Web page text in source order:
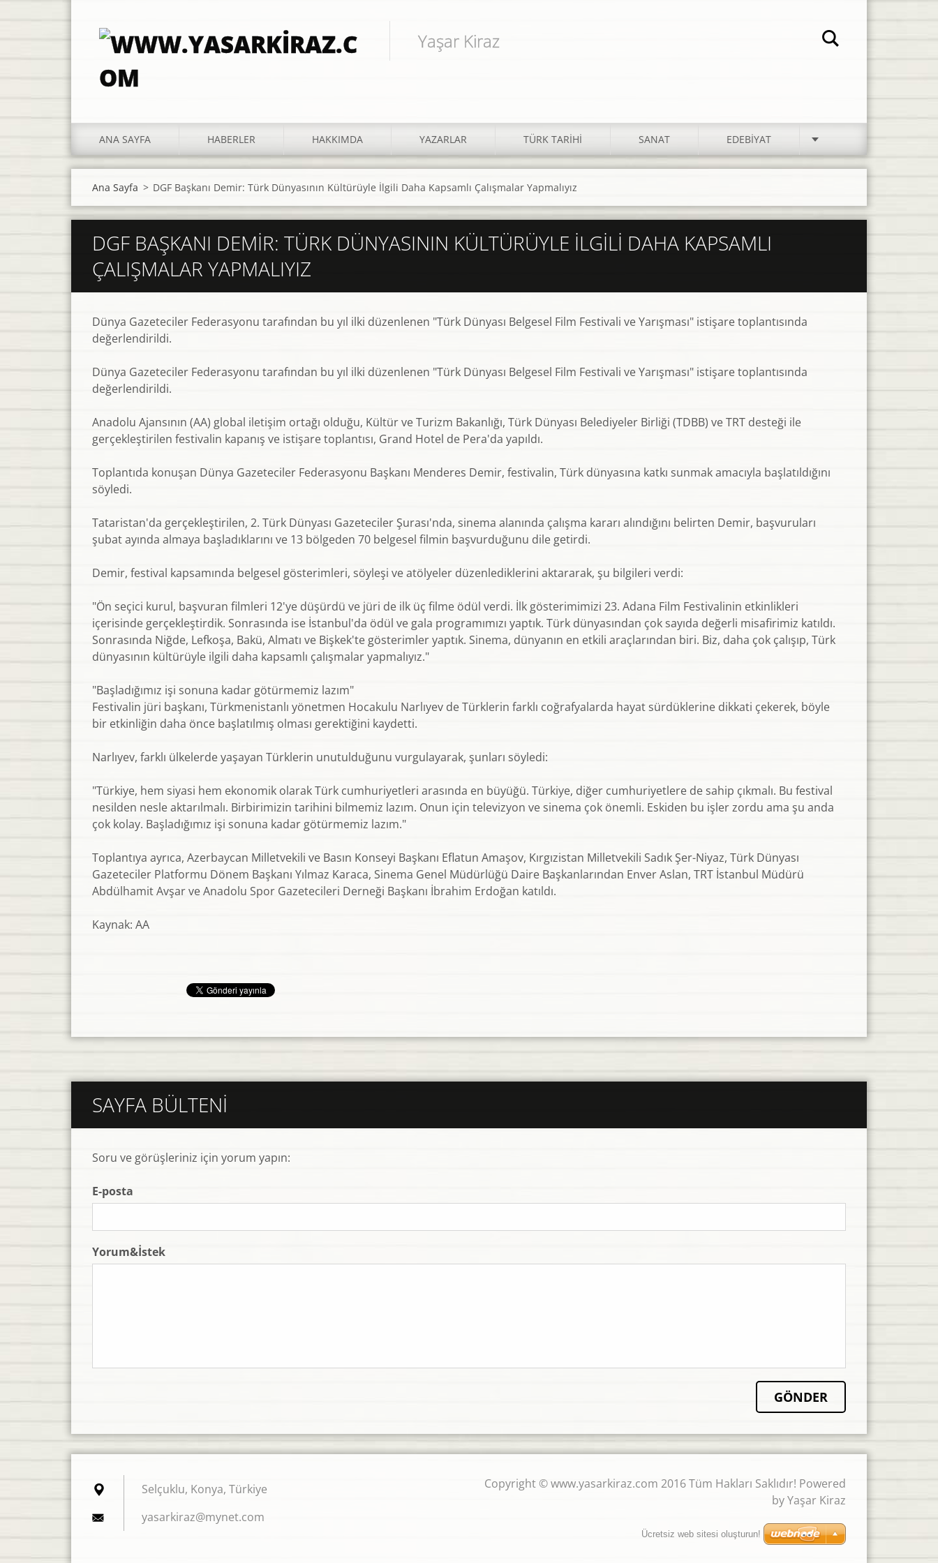
Yaşar Kiraz
ANA SAYFA HABERLER HAKKIMDA YAZARLAR TÜRK TARIHI SANAT EDEBIYAT
Ana Sayfa > DGF Başkanı Demir: Türk Dünyasının Kültürüyle İlgili Daha Kapsamlı Çalışmalar Yapmalıyız
DGF BAŞKANI DEMIR: TÜRK DÜNYASININ KÜLTÜRÜYLE İLGILI DAHA KAPSAMLI
ÇALIŞMALAR YAPMALIYIZ
Dünya Gazeteciler Federasyonu tarafından bu yıl ilki düzenlenen "Türk Dünyası Belgesel Film Festivali ve Yarışması" istişare toplantısında
değerlendirildi.
Dünya Gazeteciler Federasyonu tarafından bu yıl ilki düzenlenen "Türk Dünyası Belgesel Film Festivali ve Yarışması" istişare toplantısında
değerlendirildi.
Anadolu Ajansının (AA) global iletişim ortağı olduğu, Kültür ve Turizm Bakanlığı, Türk Dünyası Belediyeler Birliği (TDBB) ve TRT desteği ile
gerçekleştirilen festivalin kapanış ve istişare toplantısı, Grand Hotel de Pera'da yapıldı.
Toplantıda konuşan Dünya Gazeteciler Federasyonu Başkanı Menderes Demir, festivalin, Türk dünyasına katkı sunmak amacıyla başlatıldığını
söyledi.
Tataristan'da gerçekleştirilen, 2. Türk Dünyası Gazeteciler Şurası'nda, sinema alanında çalışma kararı alındığını belirten Demir, başvuruları
şubat ayında almaya başladıklarını ve 13 bölgeden 70 belgesel filmin başvurduğunu dile getirdi.
Demir, festival kapsamında belgesel gösterimleri, söyleşi ve atölyeler düzenlediklerini aktararak, şu bilgileri verdi:
"Ön seçici kurul, başvuran filmleri 12'ye düşürdü ve jüri de ilk üç filme ödül verdi. İlk gösterimimizi 23. Adana Film Festivalinin etkinlikleri
içerisinde gerçekleştirdik. Sonrasında ise İstanbul'da ödül ve gala programımızı yaptık. Türk dünyasından çok sayıda değerli misafirimiz katıldı.
Sonrasında Niğde, Lefkoşa, Bakü, Almatı ve Bişkek'te gösterimler yaptık. Sinema, dünyanın en etkili araçlarından biri. Biz, daha çok çalışıp, Türk
dünyasının kültürüyle ilgili daha kapsamlı çalışmalar yapmalıyız."
"Başladığımız işi sonuna kadar götürmemiz lazım"
Festivalin jüri başkanı, Türkmenistanlı yönetmen Hocakulu Narlıyev de Türklerin farklı coğrafyalarda hayat sürdüklerine dikkati çekerek, böyle
bir etkinliğin daha önce başlatılmış olması gerektiğini kaydetti.
Narlıyev, farklı ülkelerde yaşayan Türklerin unutulduğunu vurgulayarak, şunları söyledi:
"Türkiye, hem siyasi hem ekonomik olarak Türk cumhuriyetleri arasında en büyüğü. Türkiye, diğer cumhuriyetlere de sahip çıkmalı. Bu festival
nesilden nesle aktarılmalı. Birbirimizin tarihini bilmemiz lazım. Onun için televizyon ve sinema çok önemli. Eskiden bu işler zordu ama şu anda
çok kolay. Başladığımız işi sonuna kadar götürmemiz lazım."
Toplantıya ayrıca, Azerbaycan Milletvekili ve Basın Konseyi Başkanı Eflatun Amaşov, Kırgızistan Milletvekili Sadık Şer-Niyaz, Türk Dünyası
Gazeteciler Platformu Dönem Başkanı Yılmaz Karaca, Sinema Genel Müdürlüğü Daire Başkanlarından Enver Aslan, TRT İstanbul Müdürü
Abdülhamit Avşar ve Anadolu Spor Gazetecileri Derneği Başkanı İbrahim Erdoğan katıldı.
Kaynak: AA
SAYFA BÜLTENI
Soru ve görüşleriniz için yorum yapın:
E-posta
Yorum&İstek
Selçuklu, Konya, Türkiye
yasarkiraz@mynet.com
Copyright © www.yasarkiraz.com 2016 Tüm Hakları Saklıdır! Powered
by Yaşar Kiraz
Ücretsiz web sitesi oluşturun!